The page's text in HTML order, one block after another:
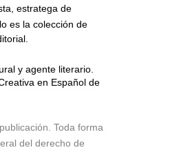
estratega de
es la colección de
y agente literario.
en Español de
Toda forma
del derecho de